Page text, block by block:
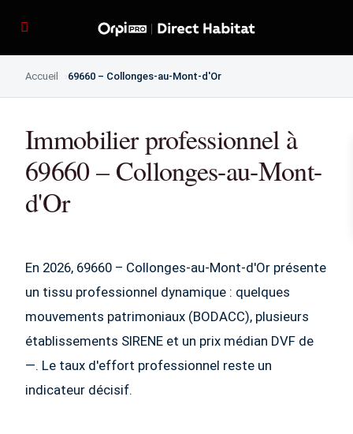
Accueil 69660 – Collonges-au-Mont-d'Or
Immobilier professionnel à
69660 – Collonges-au-Mont-
d'Or
En 2026, 69660 – Collonges-au-Mont-d'Or présente
un tissu professionnel dynamique : quelques
mouvements patrimoniaux (BODACC), plusieurs
établissements SIRENE et un prix médian DVF de
—. Le taux d'effort professionnel reste un
indicateur décisif.